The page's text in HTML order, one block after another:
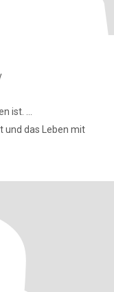
ist. ...
und das Leben mit